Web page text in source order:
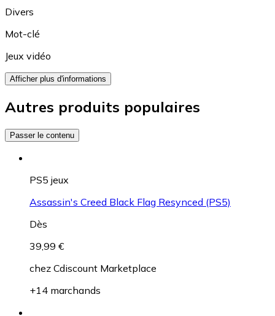
Divers
Mot-clé
Jeux vidéo
Afficher plus d'informations
Autres produits populaires
Passer le contenu
PS5 jeux
Assassin's Creed Black Flag Resynced (PS5)
Dès
39,99 €
chez Cdiscount Marketplace
+14 marchands